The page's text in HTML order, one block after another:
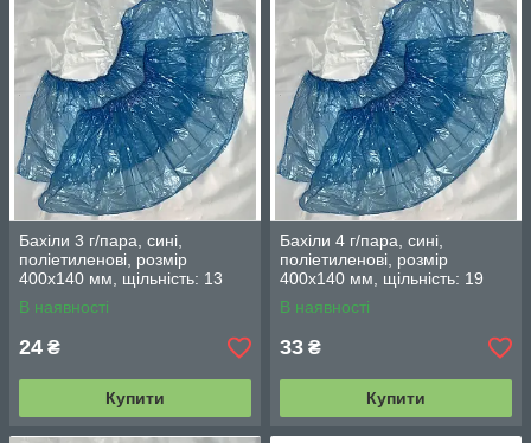
Бахіли 3 г/пара, сині,
поліетиленові, розмір
400х140 мм, щільність: 13
мкм (фасування 100 шт/ 50
пар)
В наявності
24 ₴
Купити
Бахіли 4 г/пара, сині,
поліетиленові, розмір
400х140 мм, щільність: 19
мкм (фасування 100 шт/ 50
пар)
В наявності
33 ₴
Купити